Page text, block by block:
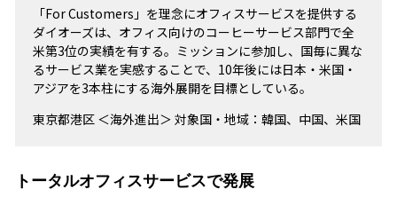
「For Customers」を理念にオフィスサービスを提供する
ダイオーズは、オフィス向けのコーヒーサービス部門で全
米第3位の実績を有する。ミッションに参加し、国毎に異な
るサービス業を実感することで、10年後には日本・米国・
アジアを3本柱にする海外展開を目標としている。
東京都港区 ＜海外進出＞ 対象国・地域：韓国、中国、米国
トータルオフィスサービスで発展